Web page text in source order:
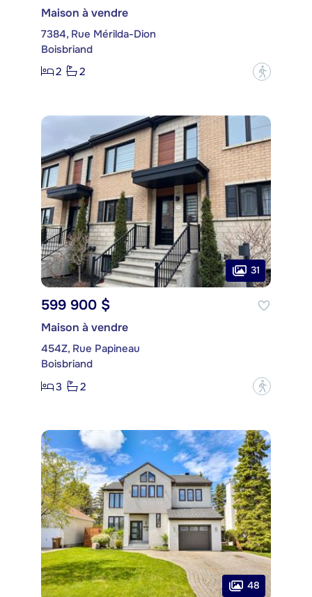
Maison à vendre
7384, Rue Mérilda-Dion
Boisbriand
2
2 ?
31
599 900 $
Maison à vendre
454Z, Rue Papineau
Boisbriand
3
2 ?
48